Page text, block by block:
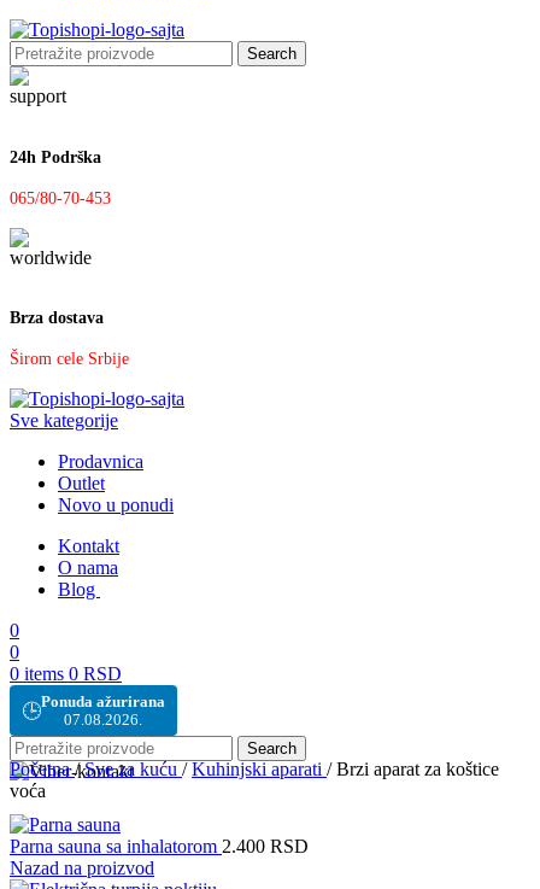
Search
24h Podrška
065/80-70-453
Brza dostava
Širom cele Srbije
Sve kategorije
Prodavnica
Outlet
Novo u ponudi
Kontakt
O nama
Blog
0
0
0 items 0 RSD
🕒Ponuda ažurirana
07.08.2026.
Search
Početna/ Sve za kuću / Kuhinjski aparati / Brzi aparat za koštice
voća
Parna sauna sa inhalatorom 2.400 RSD
Nazad na proizvod